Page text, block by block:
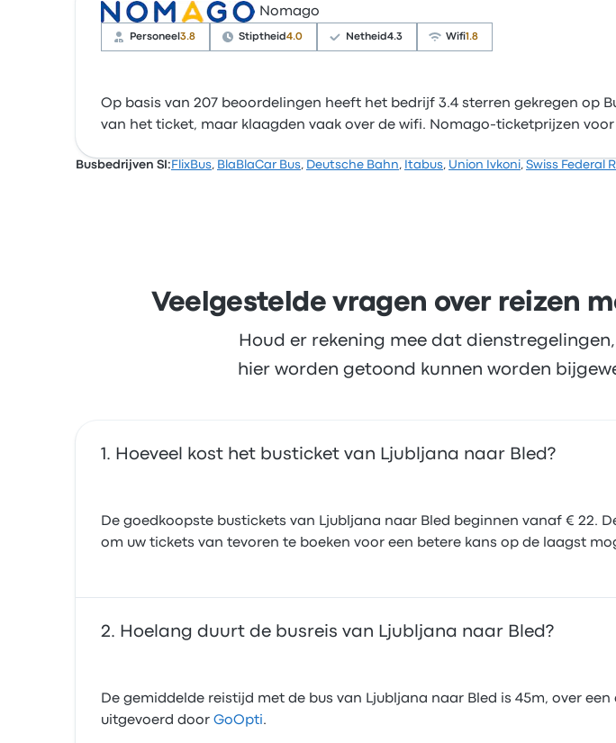
Nomago
Personeel 3.8 Stiptheid 4.0 Netheid 4.3 Wifi1.8
Op basis van 207 beoordelingen heeft het bedrijf 3.4 sterren gekregen op
van het ticket, maar klaagden vaak over de wifi. Nomago-ticketprijzen voor
Busbedrijven SI: FlixBus, BlaBlaCar Bus, Deutsche Bahn, Itabus, Union Ivkoni, Swiss Federal
Veelgestelde vragen over reizen
Houd er rekening mee dat
hier worden getoond kunnen worden
Hoeveel kost het busticket van Ljubljana naar Bled?
De goedkoopste bustickets van Ljubljana naar Bled beginnen vanaf € 22.
om uw tickets van tevoren te boeken voor een betere kans op de laagst
Hoelang duurt de busreis van Ljubljana naar Bled?
De gemiddelde reistijd met de bus van Ljubljana naar Bled is 45m, over
uitgevoerd door GoOpti.